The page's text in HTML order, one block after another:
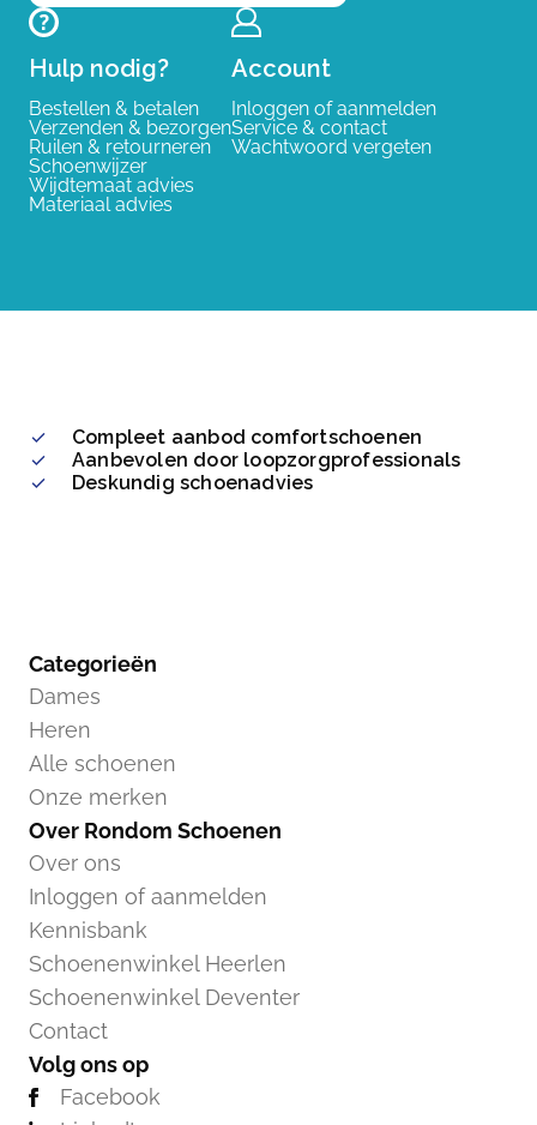
Hulp nodig?
Bestellen & betalen
Verzenden & bezorgen
Ruilen & retourneren
Schoenwijzer
Wijdtemaat advies
Materiaal advies
Account
Inloggen of aanmelden
Service & contact
Wachtwoord vergeten
Compleet aanbod comfortschoenen
Aanbevolen door loopzorgprofessionals
Deskundig schoenadvies
Categorieën
Dames
Heren
Alle schoenen
Onze merken
Over Rondom Schoenen
Over ons
Inloggen of aanmelden
Kennisbank
Schoenenwinkel Heerlen
Schoenenwinkel Deventer
Contact
Volg ons op
Facebook